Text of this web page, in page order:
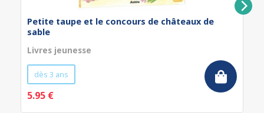
Petite taupe et le concours de châteaux de
sable
Livres jeunesse
dès 3 ans
5.95 €